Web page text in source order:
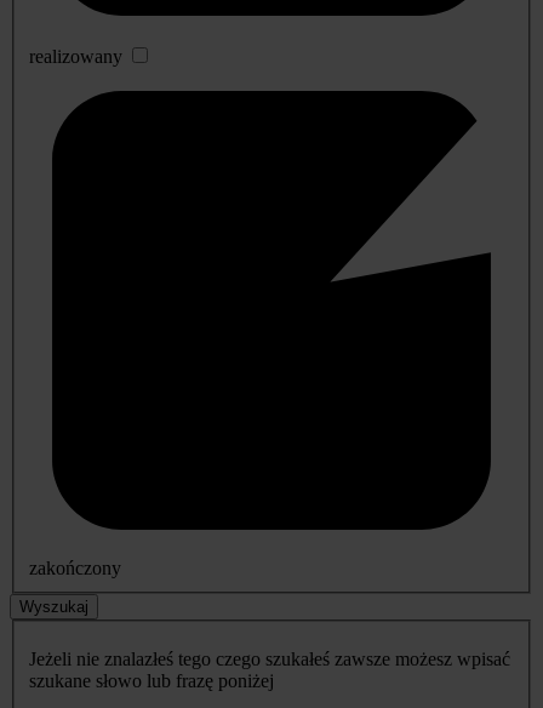
realizowany
zakończony
Wyszukaj
Jeżeli nie znalazłeś tego czego szukałeś zawsze możesz wpisać
szukane słowo lub frazę poniżej